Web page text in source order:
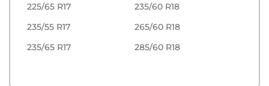
225/65 R17
235/55 R17
235/65 R17
235/60 R18
265/60 R18
285/60 R18